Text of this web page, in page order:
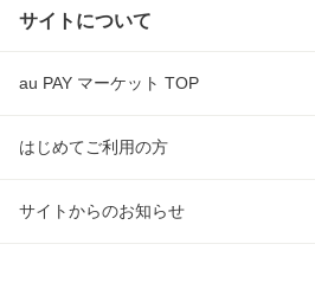
サイトについて
au PAY マーケット TOP
はじめてご利用の方
サイトからのお知らせ